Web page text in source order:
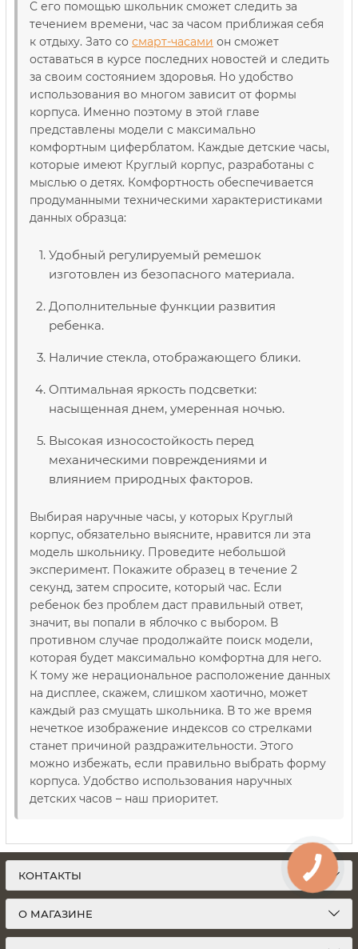
С его помощью школьник сможет следить за
течением времени, час за часом приближая себя
к отдыху. Зато со смарт-часами он сможет
оставаться в курсе последних новостей и следить
за своим состоянием здоровья. Но удобство
использования во многом зависит от формы
корпуса. Именно поэтому в этой главе
представлены модели с максимально
комфортным циферблатом. Каждые детские часы,
которые имеют Круглый корпус, разработаны с
мыслью о детях. Комфортность обеспечивается
продуманными техническими характеристиками
данных образца:
Удобный регулируемый ремешок
изготовлен из безопасного материала.
Дополнительные функции развития
ребенка.
Наличие стекла, отображающего блики.
Оптимальная яркость подсветки:
насыщенная днем, умеренная ночью.
Высокая износостойкость перед
механическими повреждениями и
влиянием природных факторов.
Выбирая наручные часы, у которых Круглый
корпус, обязательно выясните, нравится ли эта
модель школьнику. Проведите небольшой
эксперимент. Покажите образец в течение 2
секунд, затем спросите, который час. Если
ребенок без проблем даст правильный ответ,
значит, вы попали в яблочко с выбором. В
противном случае продолжайте поиск модели,
которая будет максимально комфортна для него.
К тому же нерациональное расположение данных
на дисплее, скажем, слишком хаотично, может
каждый раз смущать школьника. В то же время
нечеткое изображение индексов со стрелками
станет причиной раздражительности. Этого
можно избежать, если правильно выбрать форму
корпуса. Удобство использования наручных
детских часов – наш приоритет.
КОНТАКТЫ
О МАГАЗИНЕ